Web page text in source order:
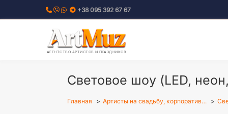
к
+38 095 392 67 67
АГЕНТСТВО АРТИСТОВ И ПРАЗДНИКОВ
Световое шоу (LED,
Главная Артисты на свадьбу, корпоратив…